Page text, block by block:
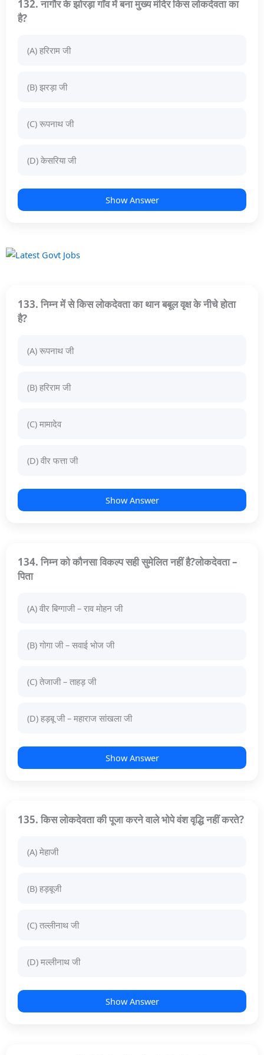
132. नागौर के झोरड़ा गाँव में बना मुख्य मंदिर किस लोकदेवता का
है?
(A) हरिराम जी
(B) झरड़ा जी
(C) रूपनाथ जी
(D) केसरिया जी
Show Answer
133. निम्न में से किस लोकदेवता का थान बबूल वृक्ष के नीचे होता
है?
(A) रूपनाथ जी
(B) हरिराम जी
(C) मामादेव
(D) वीर फत्ता जी
Show Answer
134. निम्न को कौनसा विकल्प सही सुमेलित नहीं है?लोकदेवता –
पिता
(A) वीर बिग्गाजी – राव मोहन जी
(B) गोगा जी – सवाई भोज जी
(C) तेजाजी – ताहड़ जी
(D) हड़बू जी – महाराज सांखला जी
Show Answer
135. किस लोकदेवता की पूजा करने वाले भोपे वंश वृद्धि नहीं करते?
(A) मेहाजी
(B) हड़बूजी
(C) तल्लीनाथ जी
(D) मल्लीनाथ जी
Show Answer